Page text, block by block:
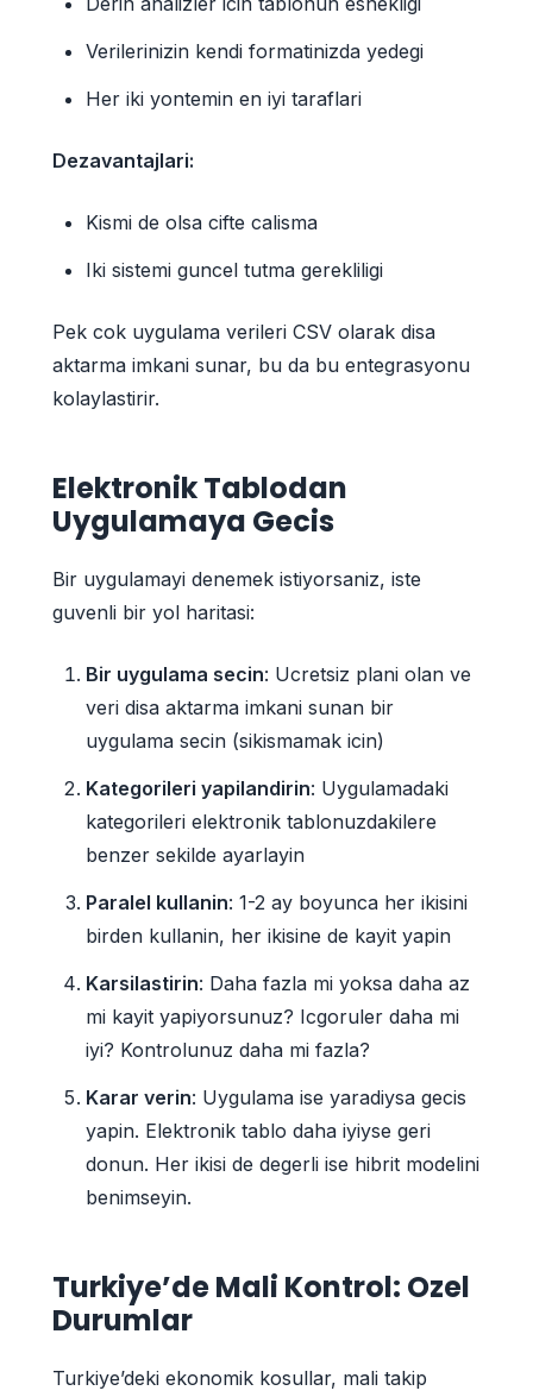
Verilerinizin kendi formatinizda yedegi
Her iki yontemin en iyi taraflari
Dezavantajlari:
Kismi de olsa cifte calisma
Iki sistemi guncel tutma gerekliligi
Pek cok uygulama verileri CSV olarak disa
aktarma imkani sunar, bu da bu entegrasyonu
kolaylastirir.
Elektronik Tablodan
Uygulamaya Gecis
Bir uygulamayi denemek istiyorsaniz, iste
guvenli bir yol haritasi:
Bir uygulama secin: Ucretsiz plani olan ve
veri disa aktarma imkani sunan bir
uygulama secin (sikismamak icin)
Kategorileri yapilandirin: Uygulamadaki
kategorileri elektronik tablonuzdakilere
benzer sekilde ayarlayin
Paralel kullanin: 1-2 ay boyunca her ikisini
birden kullanin, her ikisine de kayit yapin
Karsilastirin: Daha fazla mi yoksa daha az
mi kayit yapiyorsunuz? Icgoruler daha mi
iyi? Kontrolunuz daha mi fazla?
Karar verin: Uygulama ise yaradiysa gecis
yapin. Elektronik tablo daha iyiyse geri
donun. Her ikisi de degerli ise hibrit modelini
benimseyin.
Turkiye’de Mali Kontrol: Ozel
Durumlar
Turkiye’deki ekonomik kosullar, mali takip